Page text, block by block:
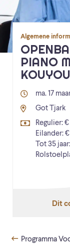
Algemene
PIANO
ma. 17
Got Tjark
Regulier:
Eilander:
Tot 35
Dit
Programma